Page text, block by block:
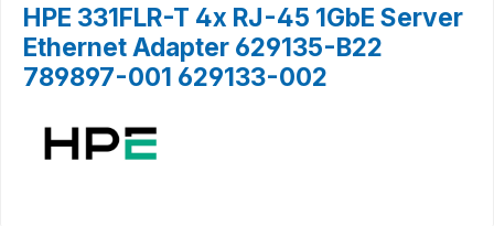
HPE 331FLR-T 4x RJ-45 1GbE Server
Ethernet Adapter 629135-B22
789897-001 629133-002